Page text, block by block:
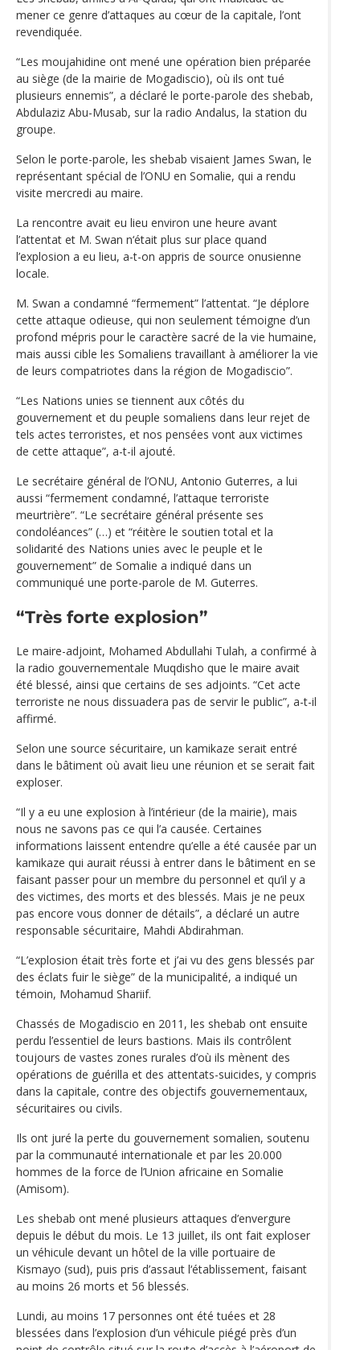
mener ce genre d’attaques au cœur de la capitale, l’ont
revendiquée.
“Les moujahidine ont mené une opération bien préparée
au siège (de la mairie de Mogadiscio), où ils ont tué
plusieurs ennemis”, a déclaré le porte-parole des shebab,
Abdulaziz Abu-Musab, sur la radio Andalus, la station du
groupe.
Selon le porte-parole, les shebab visaient James Swan, le
représentant spécial de l’ONU en Somalie, qui a rendu
visite mercredi au maire.
La rencontre avait eu lieu environ une heure avant
l’attentat et M. Swan n‘était plus sur place quand
l’explosion a eu lieu, a-t-on appris de source onusienne
locale.
M. Swan a condamné “fermement” l’attentat. “Je déplore
cette attaque odieuse, qui non seulement témoigne d’un
profond mépris pour le caractère sacré de la vie humaine,
mais aussi cible les Somaliens travaillant à améliorer la vie
de leurs compatriotes dans la région de Mogadiscio”.
“Les Nations unies se tiennent aux côtés du
gouvernement et du peuple somaliens dans leur rejet de
tels actes terroristes, et nos pensées vont aux victimes
de cette attaque”, a-t-il ajouté.
Le secrétaire général de l’ONU, Antonio Guterres, a lui
aussi “fermement condamné, l’attaque terroriste
meurtrière”. “Le secrétaire général présente ses
condoléances” (…) et “réitère le soutien total et la
solidarité des Nations unies avec le peuple et le
gouvernement” de Somalie a indiqué dans un
communiqué une porte-parole de M. Guterres.
“Très forte explosion”
Le maire-adjoint, Mohamed Abdullahi Tulah, a confirmé à
la radio gouvernementale Muqdisho que le maire avait
été blessé, ainsi que certains de ses adjoints. “Cet acte
terroriste ne nous dissuadera pas de servir le public”, a-t-il
affirmé.
Selon une source sécuritaire, un kamikaze serait entré
dans le bâtiment où avait lieu une réunion et se serait fait
exploser.
“Il y a eu une explosion à l’intérieur (de la mairie), mais
nous ne savons pas ce qui l’a causée. Certaines
informations laissent entendre qu’elle a été causée par un
kamikaze qui aurait réussi à entrer dans le bâtiment en se
faisant passer pour un membre du personnel et qu’il y a
des victimes, des morts et des blessés. Mais je ne peux
pas encore vous donner de détails”, a déclaré un autre
responsable sécuritaire, Mahdi Abdirahman.
“L’explosion était très forte et j’ai vu des gens blessés par
des éclats fuir le siège” de la municipalité, a indiqué un
témoin, Mohamud Shariif.
Chassés de Mogadiscio en 2011, les shebab ont ensuite
perdu l’essentiel de leurs bastions. Mais ils contrôlent
toujours de vastes zones rurales d’où ils mènent des
opérations de guérilla et des attentats-suicides, y compris
dans la capitale, contre des objectifs gouvernementaux,
sécuritaires ou civils.
Ils ont juré la perte du gouvernement somalien, soutenu
par la communauté internationale et par les 20.000
hommes de la force de l’Union africaine en Somalie
(Amisom).
Les shebab ont mené plusieurs attaques d’envergure
depuis le début du mois. Le 13 juillet, ils ont fait exploser
un véhicule devant un hôtel de la ville portuaire de
Kismayo (sud), puis pris d’assaut l‘établissement, faisant
au moins 26 morts et 56 blessés.
Lundi, au moins 17 personnes ont été tuées et 28
blessées dans l’explosion d’un véhicule piégé près d’un